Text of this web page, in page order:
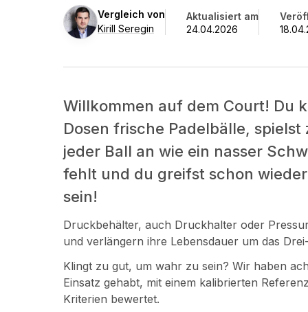
des
Jahres
2026
Kirill
Seregin
Vergleich von
Kirill Seregin
Aktualisiert am
24.04.2026
Willkommen auf dem Court! Du
Dosen frische Padelbälle,
jeder Ball an wie ein nasser
fehlt und du greifst schon
sein!
Druckbehälter, auch Druckhalter oder
und verlängern ihre Lebensdauer um das
Klingt zu gut, um wahr zu sein? Wir haben
Einsatz gehabt, mit einem kalibrierten
Kriterien bewertet.